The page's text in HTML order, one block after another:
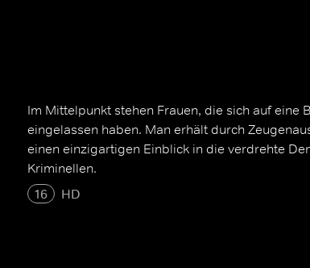
Im Mittelpunkt stehen Frauen, die sich auf eine
eingelassen haben. Man erhält durch
einen einzigartigen Einblick in die verdrehte
Kriminellen.
16
HD